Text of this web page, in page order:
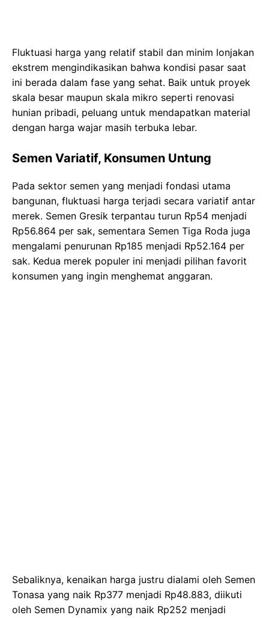
Fluktuasi harga yang relatif stabil dan minim lonjakan
ekstrem mengindikasikan bahwa kondisi pasar saat
ini berada dalam fase yang sehat. Baik untuk proyek
skala besar maupun skala mikro seperti renovasi
hunian pribadi, peluang untuk mendapatkan material
dengan harga wajar masih terbuka lebar.
Semen Variatif, Konsumen Untung
Pada sektor semen yang menjadi fondasi utama
bangunan, fluktuasi harga terjadi secara variatif antar
merek. Semen Gresik terpantau turun Rp54 menjadi
Rp56.864 per sak, sementara Semen Tiga Roda juga
mengalami penurunan Rp185 menjadi Rp52.164 per
sak. Kedua merek populer ini menjadi pilihan favorit
konsumen yang ingin menghemat anggaran.
Sebaliknya, kenaikan harga justru dialami oleh Semen
Tonasa yang naik Rp377 menjadi Rp48.883, diikuti
oleh Semen Dynamix yang naik Rp252 menjadi